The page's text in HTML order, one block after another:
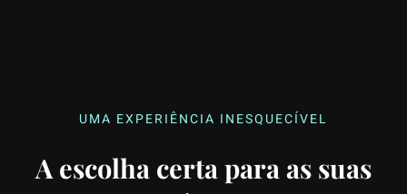
UMA EXPERIÊNCIA INESQUECÍVEL
A escolha certa para as suas